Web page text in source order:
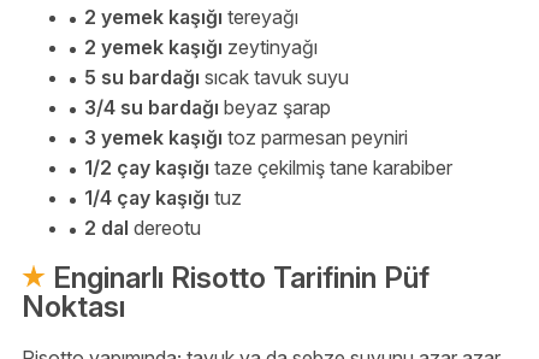
2 yemek kaşığı tereyağı
2 yemek kaşığı zeytinyağı
5 su bardağı sıcak tavuk suyu
3/4 su bardağı beyaz şarap
3 yemek kaşığı toz parmesan peyniri
1/2 çay kaşığı taze çekilmiş tane karabiber
1/4 çay kaşığı tuz
2 dal dereotu
Enginarlı Risotto Tarifinin Püf
Noktası